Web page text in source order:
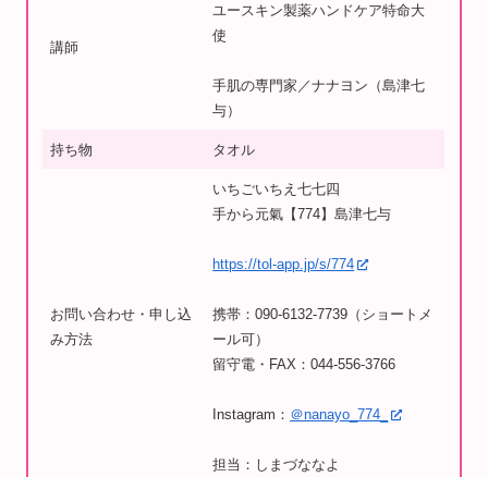
講師
ユースキン製薬ハンドケア特命大
使
手肌の専門家／ナナヨン（島津七
与）
持ち物 タオル
お問い合わせ・申し込
み方法
いちごいちえ七七四
手から元氣【774】島津七与
https://tol-app.jp/s/774
携帯：090-6132-7739（ショートメ
ール可）
留守電・FAX：044-556-3766
Instagram： ＠nanayo_774_
担当：しまづななよ